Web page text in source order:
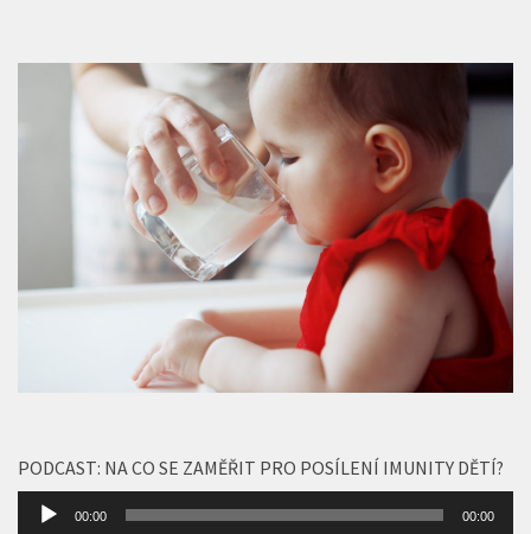
PODCAST: NA CO SE ZAMĚŘIT PRO POSÍLENÍ IMUNITY DĚTÍ?
Audio
00:00 00:00